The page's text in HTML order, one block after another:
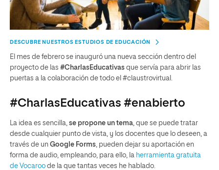
DESCUBRE NUESTROS ESTUDIOS DE EDUCACIÓN
El mes de febrero se inauguró una nueva sección dentro del
proyecto de las #CharlasEducativas que servía para abrir las
puertas a la colaboración de todo el #claustrovirtual.
#CharlasEducativas #enabierto
La idea es sencilla, se propone un tema , que se puede tratar
desde cualquier punto de vista, y los docentes que lo deseen, a
través de un Google Forms , pueden dejar su aportación en
forma de audio, empleando, para ello, la herramienta gratuita
de Vocaroo de la que tantas veces he hablado.